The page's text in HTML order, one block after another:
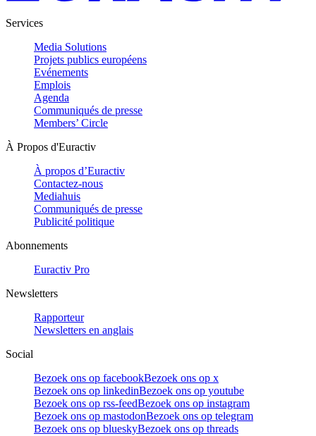
Services
Media Solutions
Projets publics européens
Evénements
Emplois
Agenda
Communiqués de presse
Members’ Circle
À Propos d'Euractiv
À propos d’Euractiv
Contactez-nous
Mediahuis
Communiqués de presse
Publicité politique
Abonnements
Euractiv Pro
Newsletters
Rapporteur
Newsletters en anglais
Social
Bezoek ons op facebookBezoek ons op x
Bezoek ons op linkedinBezoek ons op youtube
Bezoek ons op rss-feedBezoek ons op instagram
Bezoek ons op mastodonBezoek ons op telegram
Bezoek ons op blueskyBezoek ons op threads